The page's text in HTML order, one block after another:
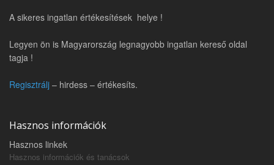
A sikeres ingatlan értékesítések helye !
Legyen ön is Magyarország legnagyobb ingatlan kereső oldal
tagja !
Regisztrálj – hirdess – értékesíts.
Hasznos információk
Hasznos linkek
Hasznos információk és tanácsok